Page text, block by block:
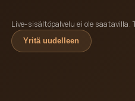
Live-sisältöpalvelu ei ole saatavilla.
Yritä uudelleen